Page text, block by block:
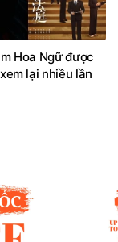
Hoa Ngữ được
lại nhiều lần